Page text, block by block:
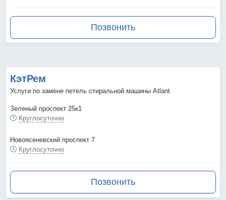
Позвонить
КэтРем
Услуги по замене петель стиральной машины Atlant
Зеленый проспект 25к1
Круглосуточно
Новоясеневский проспект 7
Круглосуточно
Позвонить